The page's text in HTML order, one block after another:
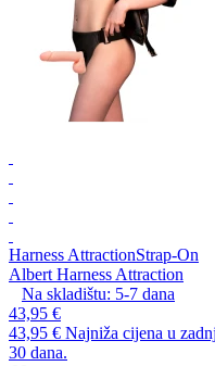
Harness AttractionStrap-On
Albert Harness Attraction
Na skladištu: 5-7 dana
43,95 €
43,95 € Najniža cijena u
30 dana.